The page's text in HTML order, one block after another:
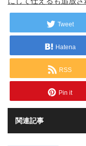
Tweet
Hatena
RSS
Pin it
関連記事